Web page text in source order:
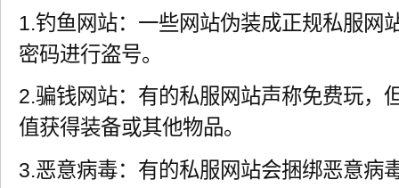
1.钓鱼网站：一些网站伪装成正规私服网
密码进行盗号。
2.骗钱网站：有的私服网站声称免费玩，
值获得装备或其他物品。
3.恶意病毒：有的私服网站会捆绑恶意病